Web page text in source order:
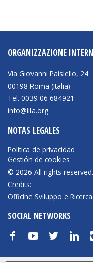
ORGANIZZAZIONE
Via Giovanni Paisiello, 24
00198 Roma (Italia)
Tel. 0039 06 684921
info@iila.org
NOTAS LEGALES
Política de privacidad
Gestión de cookies
© 2026 All rights reserved.
Credits:
Officine Sviluppo e
SOCIAL NETWORKS
f y t n